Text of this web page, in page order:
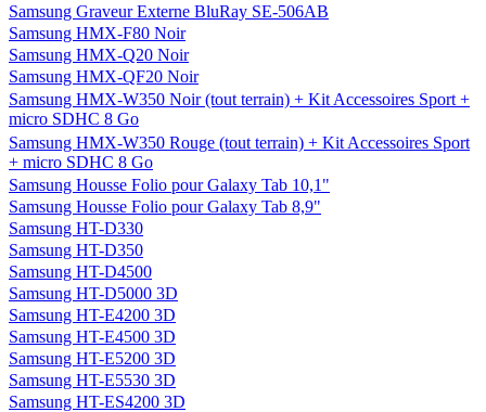
Samsung Graveur Externe BluRay SE-506AB
Samsung HMX-F80 Noir
Samsung HMX-Q20 Noir
Samsung HMX-QF20 Noir
Samsung HMX-W350 Noir (tout terrain) + Kit Accessoires Sport +
micro SDHC 8 Go
Samsung HMX-W350 Rouge (tout terrain) + Kit Accessoires Sport
+ micro SDHC 8 Go
Samsung Housse Folio pour Galaxy Tab 10,1"
Samsung Housse Folio pour Galaxy Tab 8,9"
Samsung HT-D330
Samsung HT-D350
Samsung HT-D4500
Samsung HT-D5000 3D
Samsung HT-E4200 3D
Samsung HT-E4500 3D
Samsung HT-E5200 3D
Samsung HT-E5530 3D
Samsung HT-ES4200 3D